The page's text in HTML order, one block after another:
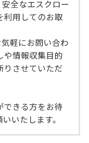
全なエスクロー
利用してのお取
軽にお問い合わ
や情報収集目的
りさせていただ
できる方をお待
いたします。